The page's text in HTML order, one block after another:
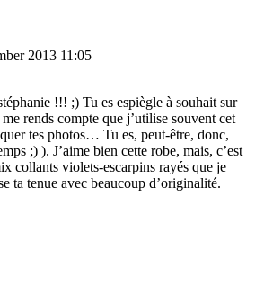
2013 11:05
!!! ;) Tu es espiègle à souhait sur
rends compte que j’utilise souvent cet
tes photos… Tu es, peut-être, donc,
;) ). J’aime bien cette robe, mais, c’est
collants violets-escarpins rayés que je
ta tenue avec beaucoup d’originalité.